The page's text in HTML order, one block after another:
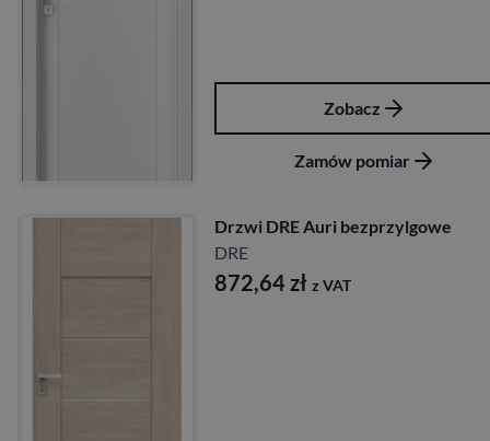
Zobacz
Zamów pomiar
Drzwi DRE Auri bezprzylgowe
DRE
872,64zł z VAT